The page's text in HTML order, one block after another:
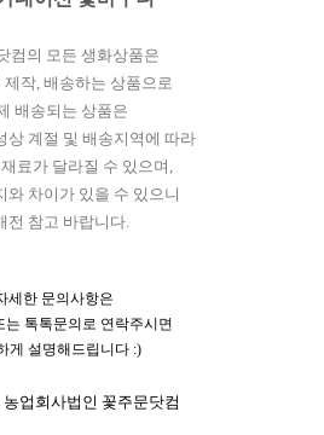
컴의 모든 생화상품은
제작, 배송하는 상품으로
배송되는 상품은
상 계절 및 배송지역에 따라
료가 달라질 수 있으며,
와 차이가 있을 수 있으니
전 참고 바랍니다.
세한 문의사항은
는 톡톡문의로 연락주시면
게 설명해드립니다 :)
농업회사법인 꽃주문닷컴